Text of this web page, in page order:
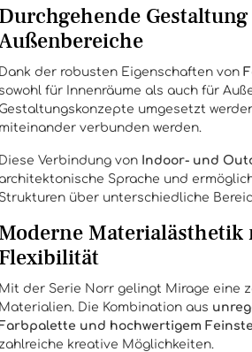
Durchgehende
Dank der robusten Eigenschaften von
sowohl für Innenräume als auch für
Gestaltungskonzepte umgesetzt
miteinander verbunden werden.
Diese Verbindung von Indoor- und
architektonische Sprache und
Strukturen über unterschiedliche
Moderne
Flexibilität
Mit der Serie Norr gelingt Mirage eine
Materialien. Die Kombination aus
und hochwertigem
zahlreiche kreative Möglichkeiten.